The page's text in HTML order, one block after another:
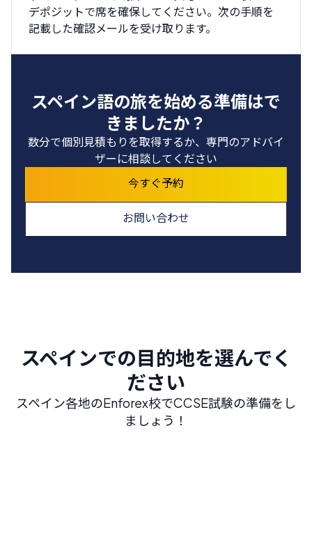
デポジットで席を確保してください。次の手順を
記載した確認メールを受け取ります。
スペイン語の旅を始める準備はで
きましたか？
数分で個別見積もりを取得するか、専門のアドバイ
ザーに相談してください
今すぐ予約
お問い合わせ
スペインでの目的地を選んでく
ださい
スペイン各地のEnforex校でCCSE試験の準備をし
ましょう！